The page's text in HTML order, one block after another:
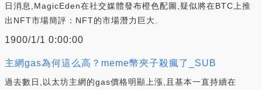
日消息,MagicEden在社交媒體發布橙色配圖,疑似將在BTC上推
出NFT市場簡評：NFT的市場潛力巨大.
1900/1/1 0:00:00
主網gas為何這么高？meme幣夾子殺瘋了_SUB
過去數日,以太坊主網的gas價格明顯上漲,且基本一直持續在